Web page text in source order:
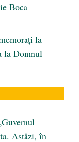
Boca
la
la Domnul
Astăzi, în